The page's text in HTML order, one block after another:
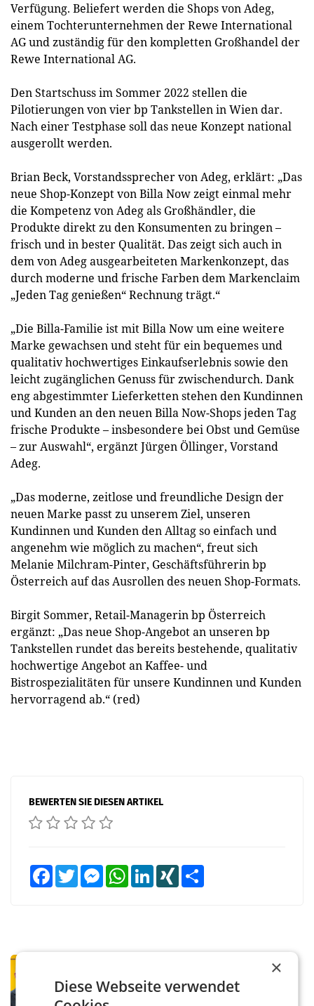
Verfügung. Beliefert werden die Shops von Adeg,
einem Tochterunternehmen der Rewe International
AG und zuständig für den kompletten Großhandel der
Rewe International AG.
Den Startschuss im Sommer 2022 stellen die
Pilotierungen von vier bp Tankstellen in Wien dar.
Nach einer Testphase soll das neue Konzept national
ausgerollt werden.
Brian Beck, Vorstandssprecher von Adeg, erklärt: „Das
neue Shop-Konzept von Billa Now zeigt einmal mehr
die Kompetenz von Adeg als Großhändler, die
Produkte direkt zu den Konsumenten zu bringen –
frisch und in bester Qualität. Das zeigt sich auch in
dem von Adeg ausgearbeiteten Markenkonzept, das
durch moderne und frische Farben dem Markenclaim
„Jeden Tag genießen“ Rechnung trägt.“
„Die Billa-Familie ist mit Billa Now um eine weitere
Marke gewachsen und steht für ein bequemes und
qualitativ hochwertiges Einkaufserlebnis sowie den
leicht zugänglichen Genuss für zwischendurch. Dank
eng abgestimmter Lieferketten stehen den Kundinnen
und Kunden an den neuen Billa Now-Shops jeden Tag
frische Produkte – insbesondere bei Obst und Gemüse
– zur Auswahl“, ergänzt Jürgen Öllinger, Vorstand
Adeg.
„Das moderne, zeitlose und freundliche Design der
neuen Marke passt zu unserem Ziel, unseren
Kundinnen und Kunden den Alltag so einfach und
angenehm wie möglich zu machen“, freut sich
Melanie Milchram-Pinter, Geschäftsführerin bp
Österreich auf das Ausrollen des neuen Shop-Formats.
Birgit Sommer, Retail-Managerin bp Österreich
ergänzt: „Das neue Shop-Angebot an unseren bp
Tankstellen rundet das bereits bestehende, qualitativ
hochwertige Angebot an Kaffee- und
Bistrospezialitäten für unsere Kundinnen und Kunden
hervorragend ab.“ (red)
BEWERTEN SIE DIESEN ARTIKEL
FacebookTwitter MessengerWhatsAppLinkedInXING
Österreichische Post: Umsatzplus im
ersten Halbjahr trotz schwachem
×
Diese Webseite verwendet